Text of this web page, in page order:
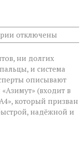
к
записи
личность
подтвердят
за
секунды»:
новый
биосканер
от
«Азимута»
отключены
ни долгих
и система
описывают
(входит в
который призван
надёжной и